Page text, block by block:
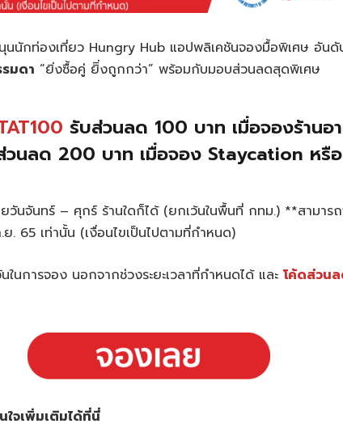
นนักท่องเที่ยว Hungry Hub แอปพลิเคชันจองมื้อพิเศษ อัน
มดา “ยิ่งซื้อคู่ ยิิ่งถูกกว่า” พร้อมกับมอบส่วนลดสุดพิเศษ
รับส่วนลด 100 บาท เมื่อจองร้านอ
วนลด 200 บาท เมื่อจอง Staycation หรื
ยวันจันทร์ – ศุกร์ ร้านใดก็ได้ (ยกเว้นในพื้นที่ กทม.) **สามารถ
65 เท่านั้น (เงื่อนไขเป็นไปตามที่กำหนด)
ในการจอง นอกจากช่วงระยะเวลาที่กำหนดได้ และ โค้ดส่วนล
จเพิ่มเติมได้ที่นี่